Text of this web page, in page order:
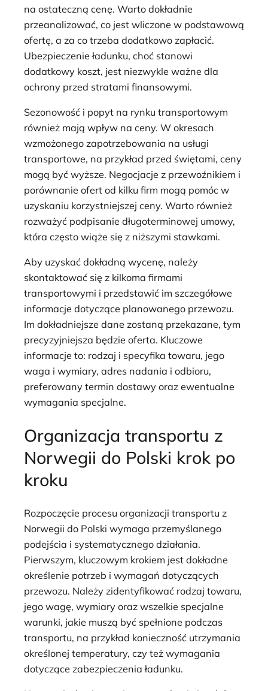
na ostateczną cenę. Warto dokładnie
przeanalizować, co jest wliczone w podstawową
ofertę, a za co trzeba dodatkowo zapłacić.
Ubezpieczenie ładunku, choć stanowi
dodatkowy koszt, jest niezwykle ważne dla
ochrony przed stratami finansowymi.
Sezonowość i popyt na rynku transportowym
również mają wpływ na ceny. W okresach
wzmożonego zapotrzebowania na usługi
transportowe, na przykład przed świętami, ceny
mogą być wyższe. Negocjacje z przewoźnikiem i
porównanie ofert od kilku firm mogą pomóc w
uzyskaniu korzystniejszej ceny. Warto również
rozważyć podpisanie długoterminowej umowy,
która często wiąże się z niższymi stawkami.
Aby uzyskać dokładną wycenę, należy
skontaktować się z kilkoma firmami
transportowymi i przedstawić im szczegółowe
informacje dotyczące planowanego przewozu.
Im dokładniejsze dane zostaną przekazane, tym
precyzyjniejsza będzie oferta. Kluczowe
informacje to: rodzaj i specyfika towaru, jego
waga i wymiary, adres nadania i odbioru,
preferowany termin dostawy oraz ewentualne
wymagania specjalne.
Organizacja transportu z
Norwegii do Polski krok po
kroku
Rozpoczęcie procesu organizacji transportu z
Norwegii do Polski wymaga przemyślanego
podejścia i systematycznego działania.
Pierwszym, kluczowym krokiem jest dokładne
określenie potrzeb i wymagań dotyczących
przewozu. Należy zidentyfikować rodzaj towaru,
jego wagę, wymiary oraz wszelkie specjalne
warunki, jakie muszą być spełnione podczas
transportu, na przykład konieczność utrzymania
określonej temperatury, czy też wymagania
dotyczące zabezpieczenia ładunku.